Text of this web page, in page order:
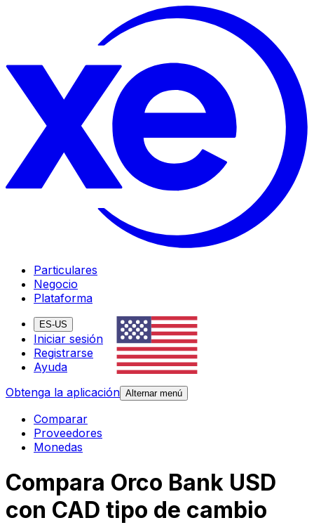
Particulares
Negocio
Plataforma
ES-US
Iniciar sesión
Registrarse
Ayuda
Obtenga la aplicación Alternar menú
Comparar
Proveedores
Monedas
Compara Orco Bank USD
con CAD tipo de cambio